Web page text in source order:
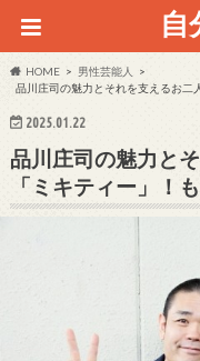
自
HOME
男性芸能人
品川庄司の魅力とそれを支えるお二
2025.01.22
品川庄司の魅力と
「ミキティー」！